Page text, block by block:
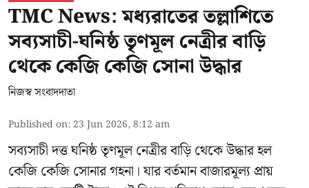
TMC News: মধ্যরাতের তল্লাশিতে
সব্যসাচী-ঘনিষ্ঠ তৃণমূল নেত্রীর বাড়ি
থেকে কেজি কেজি সোনা উদ্ধার
নিজস্ব সংবাদদাতা
Published on: 23 Jun 2026, 8:12 am
সব্যসাচী দত্ত ঘনিষ্ঠ তৃণমূল নেত্রীর বাড়ি থেকে উদ্ধার হল
কেজি কেজি সোনার গহনা। যার বর্তমান বাজারমূল্য প্রায়